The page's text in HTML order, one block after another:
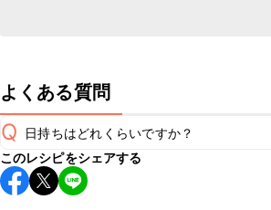
よくある質問
Q 日持ちはどれくらいですか？
保存期間は冷蔵で翌日中が目安です。なる
し上がりください。
このレシピをシェアする